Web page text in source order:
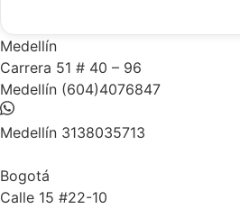
Medellín
Carrera 51 # 40 – 96​
Medellín (604)4076847
Medellín 3138035713
Bogotá
Calle 15 #22-10